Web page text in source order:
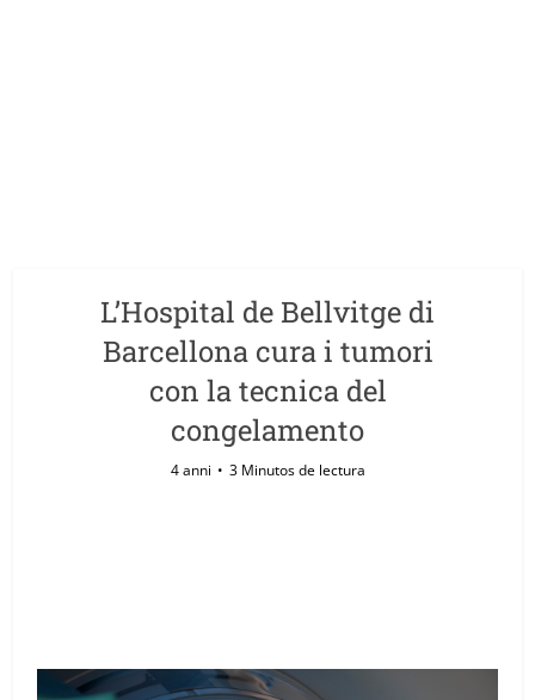
L’Hospital de Bellvitge di
Barcellona cura i tumori
con la tecnica del
congelamento
4 anni 3 Minutos de lectura